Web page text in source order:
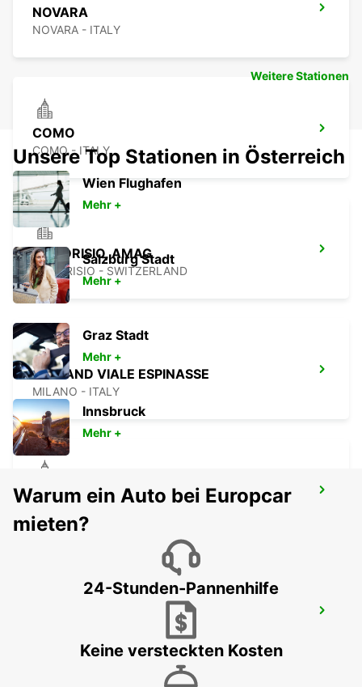
NOVARA
NOVARA - ITALY
COMO
COMO - ITALY
MENDRISIO, AMAG
MENDRISIO - SWITZERLAND
MAILAND VIALE ESPINASSE
MILANO - ITALY
MAILAND VIALE ARETUSA
MAILAND VIALE SARCA
Weitere Stationen
Unsere Top Stationen in Österreich
Wien Flughafen
Mehr +
Salzburg Stadt
Mehr +
Graz Stadt
Mehr +
Innsbruck
Mehr +
Warum ein Auto bei Europcar
mieten?
24-Stunden-Pannenhilfe
Keine versteckten Kosten